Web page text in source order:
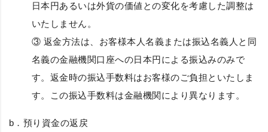
日本円あるいは外貨の価値との変化を考慮した調整は
いたしません。
③ 返金方法は、お客様本人名義または振込名義人と同
名義の金融機関口座への日本円による振込みのみで
す。返金時の振込手数料はお客様のご負担といたしま
す。この振込手数料は金融機関により異なります。
b． 預り資金の返戻